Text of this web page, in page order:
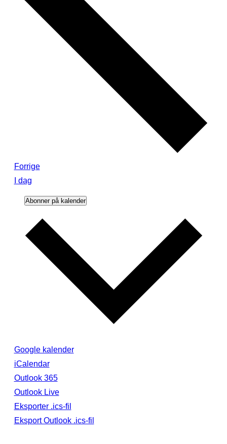
ForrigeBegivenheder
I dag
Abonner på kalender
Google kalender
iCalendar
Outlook 365
Outlook Live
Eksporter .ics-fil
Eksport Outlook .ics-fil